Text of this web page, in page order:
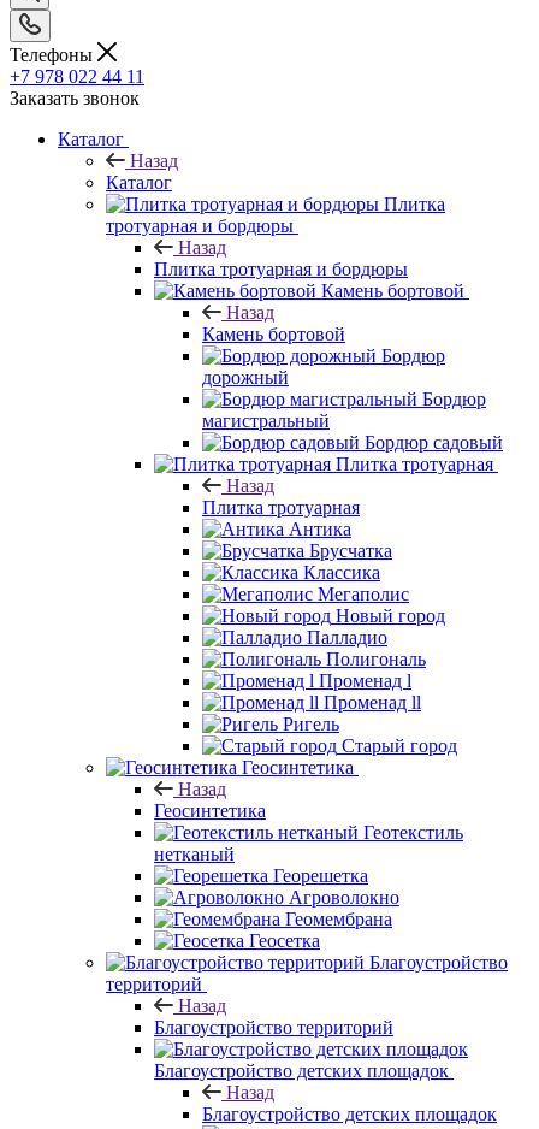
Телефоны
+7 978 022 44 11
Заказать звонок
Каталог
Назад
Каталог
Плитка
тротуарная и бордюры
Назад
Плитка тротуарная и бордюры
Камень бортовой
Назад
Камень бортовой
Бордюр
дорожный
Бордюр
магистральный
Бордюр садовый
Плитка тротуарная
Назад
Плитка тротуарная
Антика
Брусчатка
Классика
Мегаполис
Новый город
Палладио
Полигональ
Променад l
Променад ll
Ригель
Старый город
Геосинтетика
Назад
Геосинтетика
Геотекстиль
нетканый
Георешетка
Агроволокно
Геомембрана
Геосетка
Благоустройство
территорий
Назад
Благоустройство территорий
Благоустройство детских площадок
Назад
Благоустройство детских площадок